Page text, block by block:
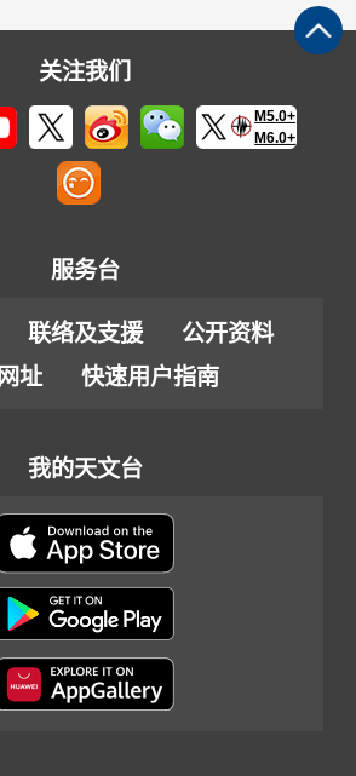
关注我们
M5.0+
M6.0+
服务台
联络及支援
公开资料
址
快速用户指南
我的天文台